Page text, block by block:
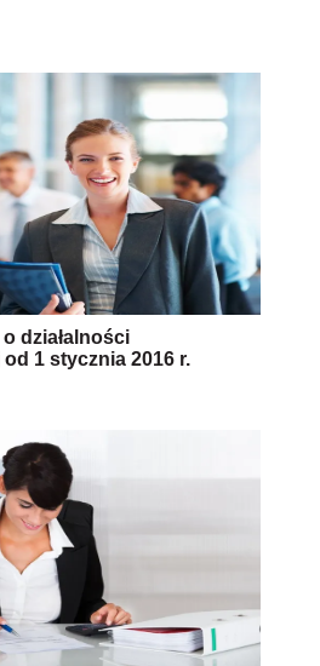
działalności
1 stycznia 2016 r.